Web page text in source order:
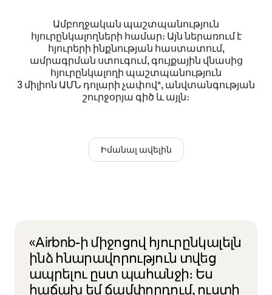
Ամբողջական պաշտպանություն
հյուրընկալողների համար։ Այն ներառում է
հյուրերի ինքնության հաստատում,
ամրագրման ստուգում, գույքային վնասից
հյուրընկալողի պաշտպանություն
3 միլիոն ԱՄՆ դոլարի չափով*, անվտանգության
շուրջօրյա գիծ և այլն։
Իմանալ ավելին
«Airbnb-ի միջոցով հյուրընկալելն
ինձ հնարավորություն տվեց
ապրելու ըստ պահանջի։ Ես
հաճախ եմ ճամփորդում, ուստի